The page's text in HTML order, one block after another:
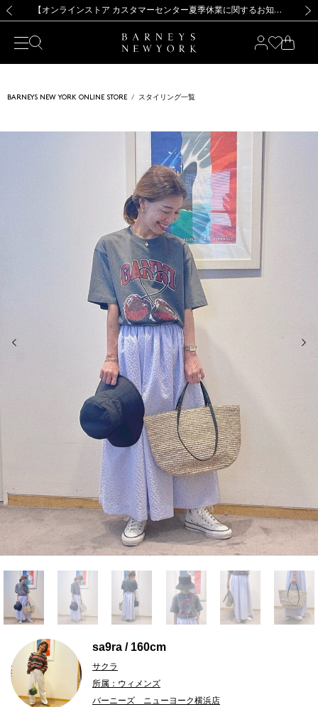
新規登録のお客様も対象！＜MY BARNEYS＞会員のお客様は11,000円（税込）以上のお買上げで常時送料無料！お買い物の際は会員登録を！
【夏季休業に伴う出荷一時停止のお知らせ】(2026.8.7) 【オンラインストア カスタマーセンター夏季休業に関するお知らせ】（2026.8.7）
【夏季休業に伴う返品・交換承り一時停止のお知らせ】（2026.8.5）
熊本県を中心とした地震の影響によるお荷物のお届けについて
【開催中】SUMMER SALEのご案内・ご注意事項 新規登録のお客様も対象！＜MY BARNEYS＞会員のお客様は11,000円（税込）以上のお買上げで常時送料無料！お買い物の際は会員登録を！
【夏季休業に伴う出荷一時停止のお知らせ】(2026.8.7)
BARNEYS NEW YORK ONLINE STORE スタイリング一覧
sa9ra / 160cm
サクラ
所属：ウィメンズ
バーニーズ ニューヨーク横浜店